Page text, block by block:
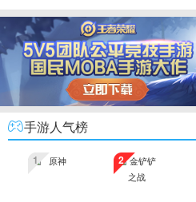
手游人气榜
1 2